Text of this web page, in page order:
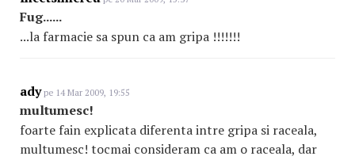
Fug......
...la farmacie sa spun ca am gripa !!!!!!!
adype 14 Mar 2009, 19:55
multumesc!
foarte fain explicata diferenta intre gripa si raceala,
multumesc! tocmai consideram ca am o raceala, dar